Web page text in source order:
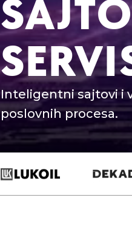
Inteligentni sajtovi i
poslovnih procesa.